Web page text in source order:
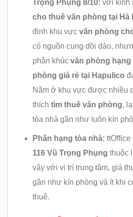
Trọng Phụng 8/10: với kinh
cho thuê văn phòng tại Hà
định khu vực văn phòng
có nguồn cung dồi dào,
phân khúc văn phòng hạng
phòng giá rẻ tại Hapulico
Nằm ở khu vực được nhiều
thích tìm thuê văn phòng,
tòa nhà gần như luôn kín
Phân hạng tòa nhà: ttOffice
116 Vũ Trọng Phụng thuộc
vậy với vị trí trung tâm, giá
gần như kín phòng và ít khi
thuê.